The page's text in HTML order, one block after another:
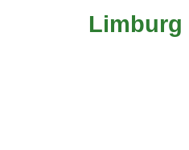
Limburg